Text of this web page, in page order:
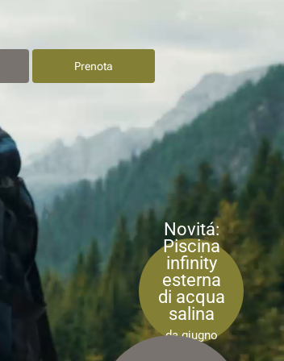
Prenota
Novitá:
Piscina
infinity
esterna
di acqua
salina
da giugno